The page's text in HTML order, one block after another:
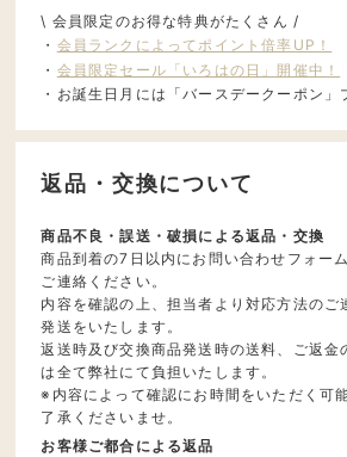
\ 会員限定のお得な特典がたくさん /
・ 会員ランクによってポイント倍率UP！
・ 会員限定セール「いろはの日」開催中！
・お誕生日月には「バースデークーポン」
返品・交換について
商品不良・誤送・破損による返品・交換
商品到着の7日以内にお問い合わせフォー
ご連絡ください。
内容を確認の上、担当者より対応方法のご
発送をいたします。
返送時及び交換商品発送時の送料、ご返金
は全て弊社にて負担いたします。
※内容によって確認にお時間をいただく可
了承くださいませ。
お客様ご都合による返品